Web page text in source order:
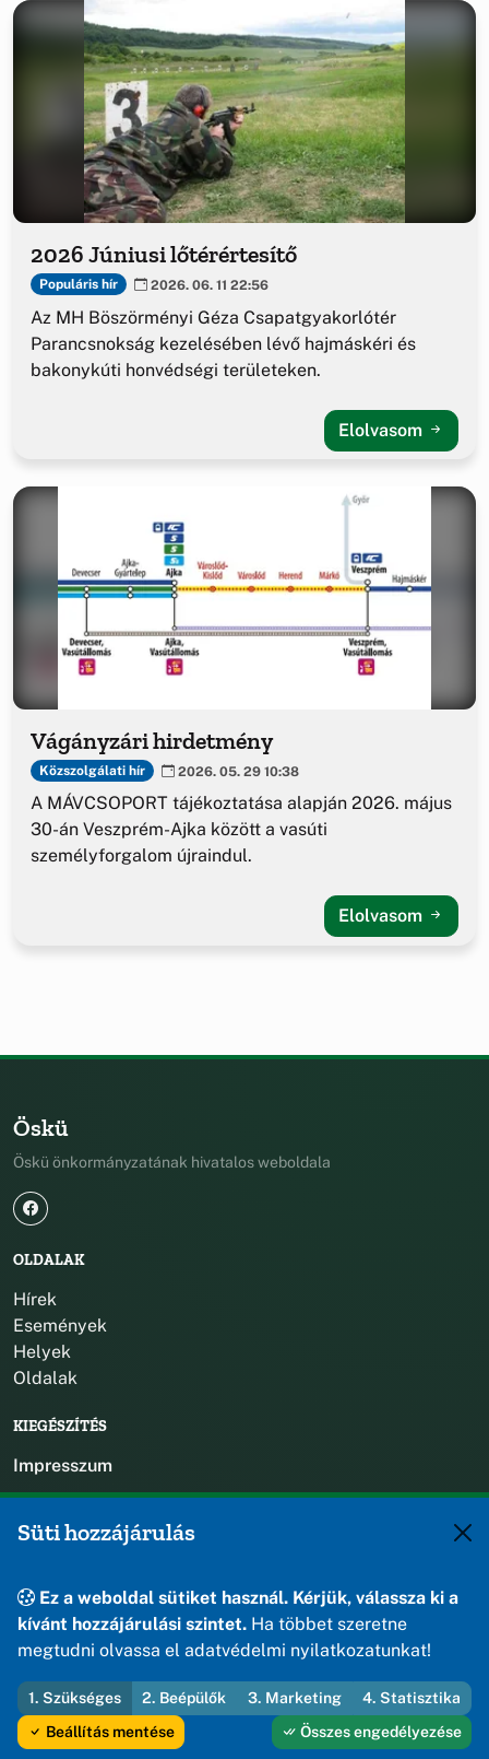
2026 Júniusi lőtérértesítő
Populáris hír 2026. 06. 11 22:56
Az MH Böszörményi Géza Csapatgyakorlótér
Parancsnokság kezelésében lévő hajmáskéri és
bakonykúti honvédségi területeken.
Elolvasom
Vágányzári hirdetmény
Közszolgálati hír 2026. 05. 29 10:38
A MÁVCSOPORT tájékoztatása alapján 2026. május
30-án Veszprém-Ajka között a vasúti
személyforgalom újraindul.
Elolvasom
Öskü
Öskü önkormányzatának hivatalos weboldala
OLDALAK
Hírek
Események
Helyek
Oldalak
KIEGÉSZÍTÉS
Impresszum
jegyzo@osku.hu
8191 Öskü, Szabadság tér 1.
© 2026 Öskü Község Önkormányzata — Minden jog fenntartva
Fejleszti és üzemelteti az Útirány
Süti hozzájárulás
Ez a weboldal sütiket használ. Kérjük, válassza ki a
kívánt hozzájárulási szintet. Ha többet szeretne
megtudni olvassa el adatvédelmi nyilatkozatunkat!
1. Szükséges 2. Beépülők 3. Marketing
4. Statisztika
Beállítás mentése
Összes engedélyezése